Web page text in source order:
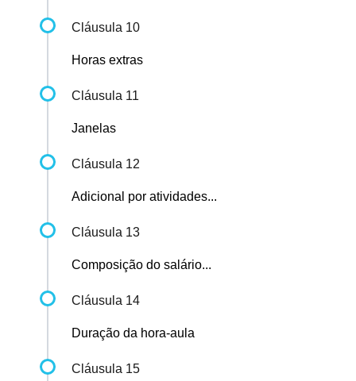
Cláusula 10
Horas extras
Cláusula 11
Janelas
Cláusula 12
Adicional por atividades...
Cláusula 13
Composição do salário...
Cláusula 14
Duração da hora-aula
Cláusula 15